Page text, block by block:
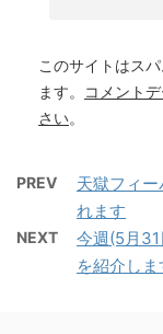
このサイトはス
ます。
コメント
さい。
PREV
天獄フィ
れます
NEXT
今週(5月
を紹介しま